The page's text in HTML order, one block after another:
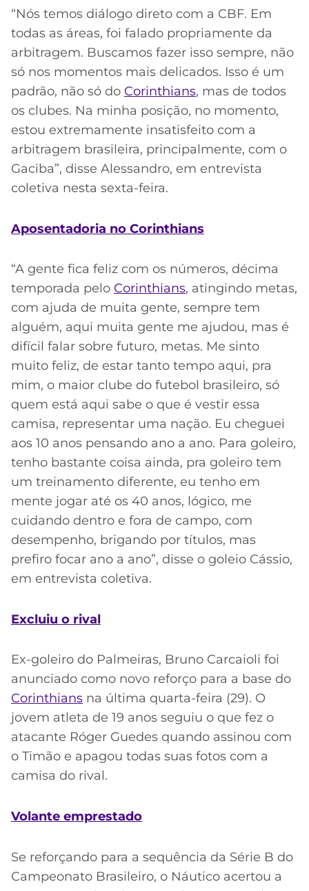
“Nós temos diálogo direto com a CBF. Em
todas as áreas, foi falado propriamente da
arbitragem. Buscamos fazer isso sempre, não
só nos momentos mais delicados. Isso é um
padrão, não só do Corinthians, mas de todos
os clubes. Na minha posição, no momento,
estou extremamente insatisfeito com a
arbitragem brasileira, principalmente, com o
Gaciba”, disse Alessandro, em entrevista
coletiva nesta sexta-feira.
Aposentadoria no Corinthians
“A gente fica feliz com os números, décima
temporada pelo Corinthians, atingindo metas,
com ajuda de muita gente, sempre tem
alguém, aqui muita gente me ajudou, mas é
difícil falar sobre futuro, metas. Me sinto
muito feliz, de estar tanto tempo aqui, pra
mim, o maior clube do futebol brasileiro, só
quem está aqui sabe o que é vestir essa
camisa, representar uma nação. Eu cheguei
aos 10 anos pensando ano a ano. Para goleiro,
tenho bastante coisa ainda, pra goleiro tem
um treinamento diferente, eu tenho em
mente jogar até os 40 anos, lógico, me
cuidando dentro e fora de campo, com
desempenho, brigando por títulos, mas
prefiro focar ano a ano”, disse o goleio Cássio,
em entrevista coletiva.
Excluiu o rival
Ex-goleiro do Palmeiras, Bruno Carcaioli foi
anunciado como novo reforço para a base do
Corinthians na última quarta-feira (29). O
jovem atleta de 19 anos seguiu o que fez o
atacante Róger Guedes quando assinou com
o Timão e apagou todas suas fotos com a
camisa do rival.
Volante emprestado
Se reforçando para a sequência da Série B do
Campeonato Brasileiro, o Náutico acertou a